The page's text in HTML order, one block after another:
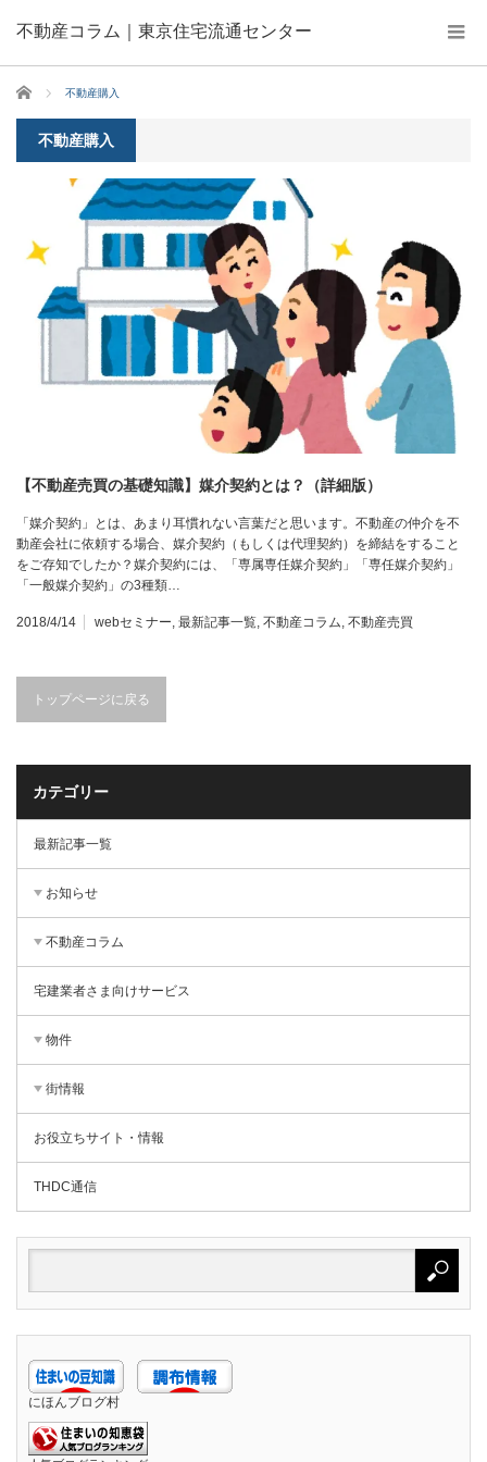
不動産コラム｜東京住宅流通センター
ホーム 不動産購入
不動産購入
【不動産売買の基礎知識】媒介契約とは？（詳細版）
「媒介契約」とは、あまり耳慣れない言葉だと思います。不動産の仲介を不
動産会社に依頼する場合、媒介契約（もしくは代理契約）を締結をすること
をご存知でしたか？媒介契約には、「専属専任媒介契約」「専任媒介契約」
「一般媒介契約」の3種類…
2018/4/14 webセミナー, 最新記事一覧, 不動産コラム, 不動産売買
トップページに戻る
カテゴリー
最新記事一覧
お知らせ
不動産コラム
宅建業者さま向けサービス
物件
街情報
お役立ちサイト・情報
THDC通信
にほんブログ村